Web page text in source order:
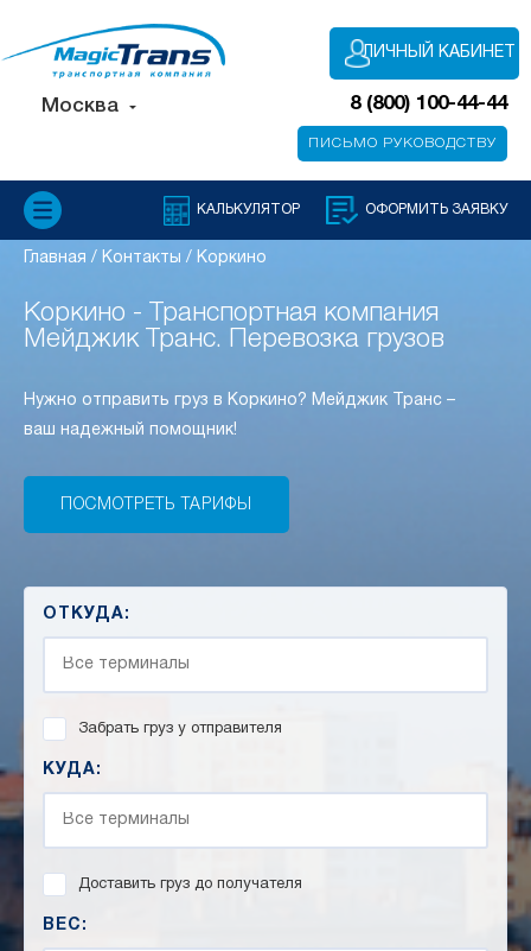
Москва 8 (800) 100-44-44
ЛИЧНЫЙ КАБИНЕТ
ПИСЬМО РУКОВОДСТВУ
КАЛЬКУЛЯТОР ОФОРМИТЬ ЗАЯВКУ
Главная / Контакты / Коркино
Коркино - Транспортная компания
Мейджик Транс. Перевозка грузов
Нужно отправить груз в Коркино? Мейджик Транс –
ваш надежный помощник!
ПОСМОТРЕТЬ ТАРИФЫ
ОТКУДА:
Забрать груз у отправителя
КУДА:
Доставить груз до получателя
ВЕС: